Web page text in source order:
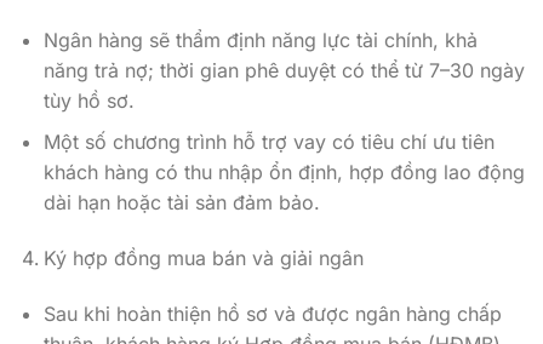
Ngân hàng sẽ thẩm định năng lực tài chính, khả
năng trả nợ; thời gian phê duyệt có thể từ 7–30 ngày
tùy hồ sơ.
Một số chương trình hỗ trợ vay có tiêu chí ưu tiên
khách hàng có thu nhập ổn định, hợp đồng lao động
dài hạn hoặc tài sản đảm bảo.
Ký hợp đồng mua bán và giải ngân
Sau khi hoàn thiện hồ sơ và được ngân hàng chấp